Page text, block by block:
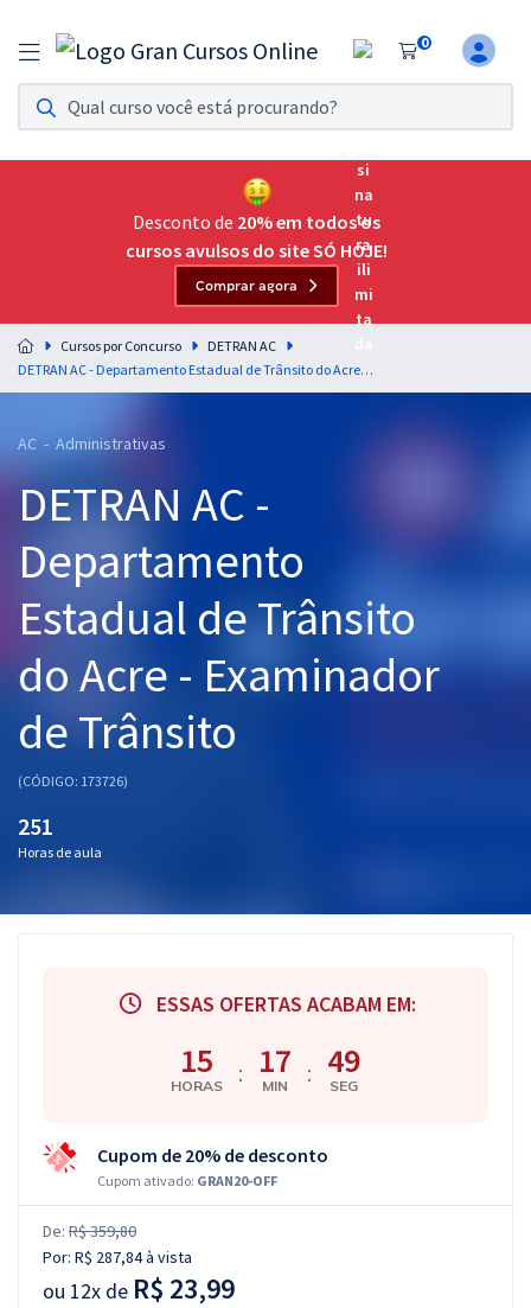
0
Assinatura Ilimitada 11
Acesso a todos os cursos. Teste grátis por 7 dias!
Assinatura OAB Até Passar
Acesso ilimitado a toda preparação para o Exame da
Residências Multiprofissionais
Preparação completa e intensiva para as principais
residências em saúde do Brasil
Cursos 20% OFF
Pós
Graduação
OAB
Mentorias
Questões grátis
Conteúdo gratuito
Aprovados
Desconto de 20% em todos os
cursos avulsos do site SÓ HOJE!
Comprar agora
Cursos por Concurso
DETRAN AC
DETRAN AC - Departamento Estadual de Trânsito do Acre - Examinador de Trânsito
AC - Administrativas
DETRAN AC -
Departamento
Estadual de Trânsito
do Acre - Examinador
de Trânsito
(CÓDIGO: 173726)
251
Horas de aula
ESSAS OFERTAS ACABAM EM:
15
HORAS : 17
MIN : 48
SEG
Cupom de 20% de desconto
Cupom ativado: GRAN20-OFF
De: R$ 359,80
Por: R$ 287,84à vista
ou 12x de R$ 23,99